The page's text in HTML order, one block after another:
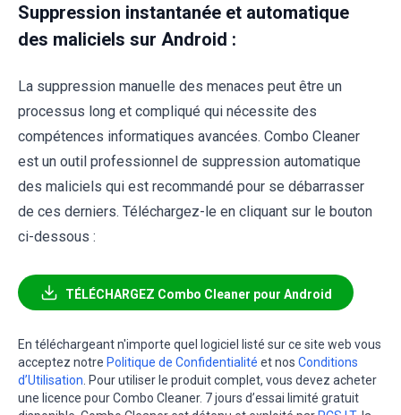
Suppression instantanée et automatique
des maliciels sur Android :
La suppression manuelle des menaces peut être un
processus long et compliqué qui nécessite des
compétences informatiques avancées. Combo Cleaner
est un outil professionnel de suppression automatique
des maliciels qui est recommandé pour se débarrasser
de ces derniers. Téléchargez-le en cliquant sur le bouton
ci-dessous :
TÉLÉCHARGEZ Combo Cleaner pour Android
En téléchargeant n'importe quel logiciel listé sur ce site web vous
acceptez notre Politique de Confidentialité et nos Conditions
d’Utilisation . Pour utiliser le produit complet, vous devez acheter
une licence pour Combo Cleaner. 7 jours d’essai limité gratuit